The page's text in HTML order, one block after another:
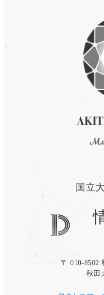
国立
〒 010-8502
秋田